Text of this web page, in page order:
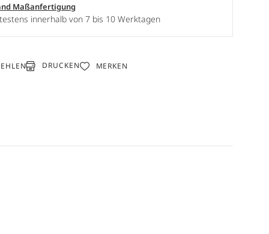
Maßanfertigung
innerhalb von 7 bis 10 Werktagen
DRUCKEN MERKEN